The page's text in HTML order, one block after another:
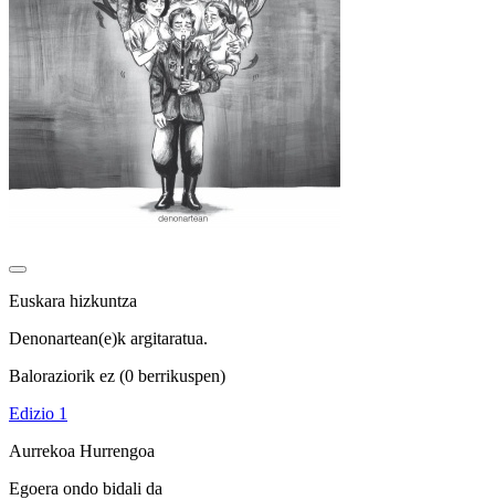
Euskara hizkuntza
Denonartean(e)k argitaratua.
Baloraziorik ez (0 berrikuspen)
Edizio 1
Aurrekoa Hurrengoa
Egoera ondo bidali da